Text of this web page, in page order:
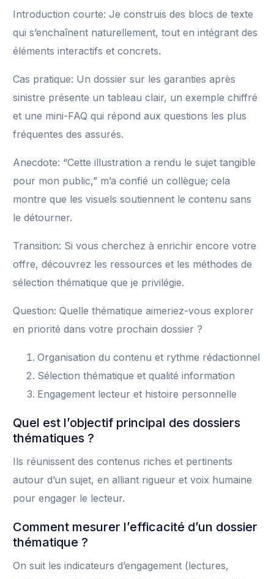
Introduction courte: Je construis des blocs de texte
qui s’enchaînent naturellement, tout en intégrant des
éléments interactifs et concrets.
Cas pratique: Un dossier sur les garanties après
sinistre présente un tableau clair, un exemple chiffré
et une mini-FAQ qui répond aux questions les plus
fréquentes des assurés.
Anecdote: “Cette illustration a rendu le sujet tangible
pour mon public,” m’a confié un collègue; cela
montre que les visuels soutiennent le contenu sans
le détourner.
Transition: Si vous cherchez à enrichir encore votre
offre, découvrez les ressources et les méthodes de
sélection thématique que je privilégie.
Question: Quelle thématique aimeriez-vous explorer
en priorité dans votre prochain dossier ?
Organisation du contenu et rythme rédactionnel
Sélection thématique et qualité information
Engagement lecteur et histoire personnelle
Quel est l’objectif principal des dossiers
thématiques ?
Ils réunissent des contenus riches et pertinents
autour d’un sujet, en alliant rigueur et voix humaine
pour engager le lecteur.
Comment mesurer l’efficacité d’un dossier
thématique ?
On suit les indicateurs d’engagement (lectures,